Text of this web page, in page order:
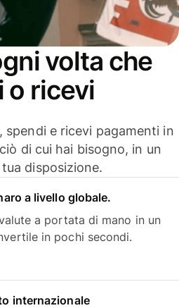
volta che
o ricevi
spendi e ricevi pagamenti in
di cui hai bisogno, in un
disposizione.
a livello globale.
a portata di mano in un
in pochi secondi.
internazionale